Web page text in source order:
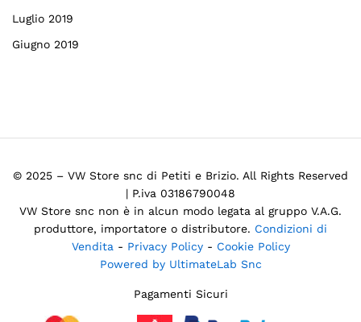
Luglio 2019
Giugno 2019
© 2025 – VW Store snc di Petiti e Brizio. All Rights Reserved
| P.iva 03186790048
VW Store snc non è in alcun modo legata al gruppo V.A.G.
produttore, importatore o distributore. Condizioni di
Vendita - Privacy Policy - Cookie Policy
Powered by UltimateLab Snc
Pagamenti Sicuri